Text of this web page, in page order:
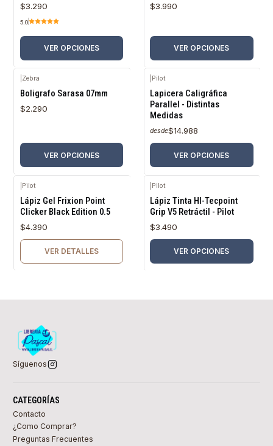
$3.290
5.0
VER OPCIONES
$3.990
VER OPCIONES
Zebra
Boligrafo Sarasa 07mm
$2.290
VER OPCIONES
Pilot
Lapicera Caligráfica
Parallel - Distintas
Medidas
desde$14.988
VER OPCIONES
Pilot
Lápiz Gel Frixion Point
Clicker Black Edition 0.5
$4.390
VER DETALLES
Pilot
Lápiz Tinta HI-Tecpoint
Grip V5 Retráctil - Pilot
$3.490
VER OPCIONES
Síguenos
CATEGORÍAS
Contacto
¿Como Comprar?
Preguntas Frecuentes